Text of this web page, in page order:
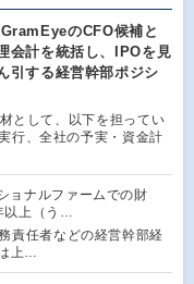
のCFO候補と
会計を統括し、IPOを見
引する経営幹部ポジシ
として、以下を担ってい
行、全社の予実・資金計
ョナルファームでの財
以上（う…
責任者などの経営幹部経
上…